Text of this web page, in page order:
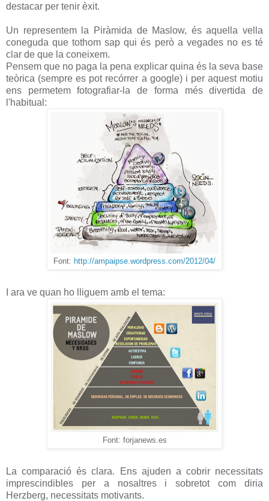
destacar per tenir èxit.
Un representem la Piràmida de Maslow, és aquella vella
coneguda que tothom sap qui és però a vegades no es té
clar de que la coneixem.
Pensem que no paga la pena explicar quina és la seva base
teòrica (sempre es pot recórrer a google) i per aquest motiu
ens permetem fotografiar-la de forma més divertida de
l'habitual:
Font: http://ampaipse.wordpress.com/2012/04/
I ara ve quan ho lliguem amb el tema:
Font: forjanews.es
La comparació és clara. Ens ajuden a cobrir necessitats
imprescindibles per a nosaltres i sobretot com diria
Herzberg, necessitats motivants.